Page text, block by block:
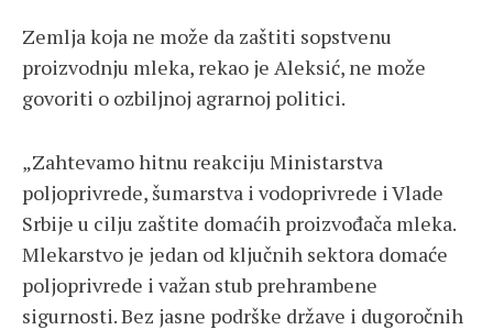
Zemlja koja ne može da zaštiti sopstvenu
proizvodnju mleka, rekao je Aleksić, ne može
govoriti o ozbiljnoj agrarnoj politici.
„Zahtevamo hitnu reakciju Ministarstva
poljoprivrede, šumarstva i vodoprivrede i Vlade
Srbije u cilju zaštite domaćih proizvođača mleka.
Mlekarstvo je jedan od ključnih sektora domaće
poljoprivrede i važan stub prehrambene
sigurnosti. Bez jasne podrške države i dugoročnih